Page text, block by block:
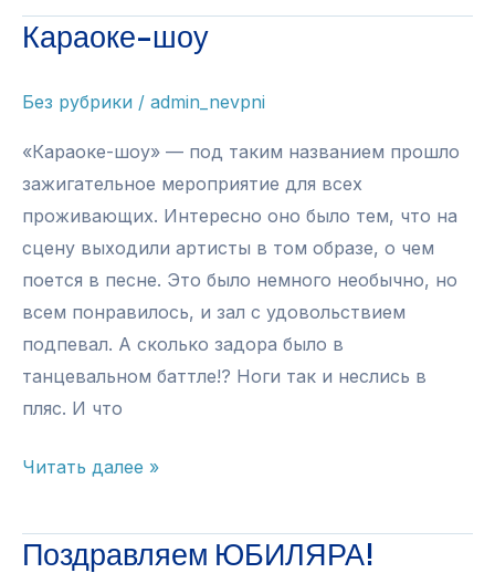
реки
Б.Зеленчук
Караоке-шоу
Без рубрики / admin_nevpni
«Караоке-шоу» — под таким названием прошло
зажигательное мероприятие для всех
проживающих. Интересно оно было тем, что на
сцену выходили артисты в том образе, о чем
поется в песне. Это было немного необычно, но
всем понравилось, и зал с удовольствием
подпевал. А сколько задора было в
танцевальном баттле!? Ноги так и неслись в
пляс. И что
Караоке-
Читать далее »
Поздравляем ЮБИЛЯРА!